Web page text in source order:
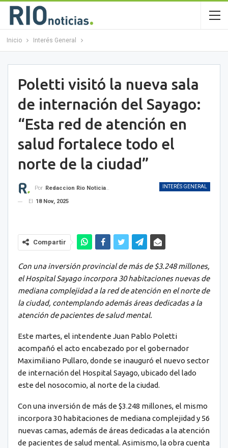
Inicio Interés General
Poletti visitó la nueva sala
de internación del Sayago:
“Esta red de atención en
salud fortalece todo el
norte de la ciudad”
INTERÉS GENERAL
Por Redaccion Rio Noticias OK
El
18 Nov, 2025
Compartir
Con una inversión provincial de más de $3.248 millones,
el Hospital Sayago incorpora 30 habitaciones nuevas de
mediana complejidad a la red de atención en el norte de
la ciudad, contemplando además áreas dedicadas a la
atención de pacientes de salud mental.
Este martes, el intendente Juan Pablo Poletti
acompañó el acto encabezado por el gobernador
Maximiliano Pullaro, donde se inauguró el nuevo sector
de internación del Hospital Sayago, ubicado del lado
este del nosocomio, al norte de la ciudad.
Con una inversión de más de $3.248 millones, el mismo
incorpora 30 habitaciones de mediana complejidad y 56
nuevas camas, además de áreas dedicadas a la atención
de pacientes de salud mental. Asimismo, la obra cuenta